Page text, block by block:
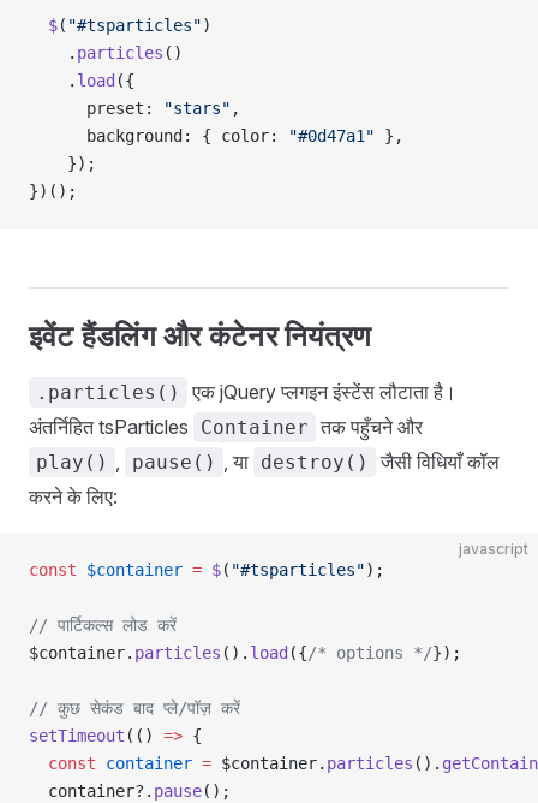
  $
( "#tsparticles")
    .
particles ()
    .
load ({
      preset:
"stars" ,
      background: { color:
"#0d47a1" },
    });
})();
इवेंट हैंडलिंग और कंटेनर नियंत्रण
.particles()
एक jQuery प्लगइन इंस्टेंस लौटाता है।
अंतर्निहित tsParticles
Container तक पहुँचने और
play() pause() , या destroy()
जैसी विधियाँ कॉल
करने के लिए:
javascript
const $container = $( "#tsparticles");
// पार्टिकल्स लोड करें
$container. particles (). load ({/* options */});
// कुछ सेकंड बाद प्ले/पॉज़ करें
setTimeout (() => {
  const
container = $container. particles ().
  container?.
pause();